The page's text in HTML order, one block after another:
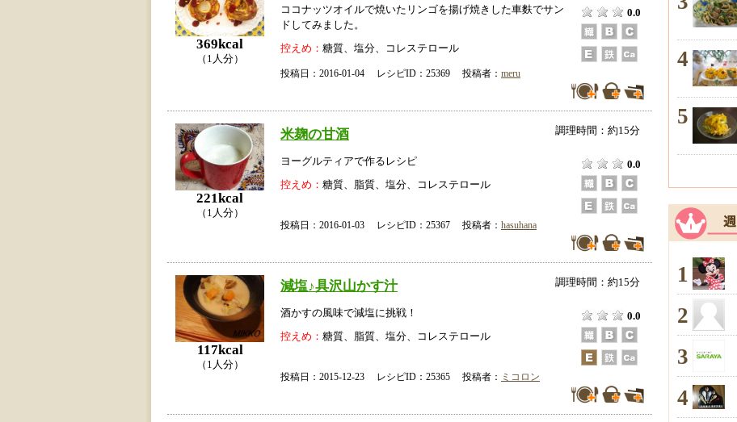
369kcal
（1人分）
ココナッツオイルで焼いたリンゴを揚げ焼きした車麩でサン
ドしてみました。
0.0
控えめ： 糖質、塩分、コレステロール
投稿日：2016-01-04 レシピID：25369 投稿者： meru
221kcal
（1人分）
米麹の甘酒 調理時間：約15分
ヨーグルティアで作るレシピ
0.0
控えめ： 糖質、脂質、塩分、コレステロール
投稿日：2016-01-03 レシピID：25367 投稿者： hasuhana
117kcal
（1人分）
減塩♪具沢山かす汁 調理時間：約15分
酒かすの風味で減塩に挑戦！
0.0
控えめ： 糖質、脂質、塩分、コレステロール
投稿日：2015-12-23 レシピID：25365 投稿者： ミコロン
4
5
1
2
3
4